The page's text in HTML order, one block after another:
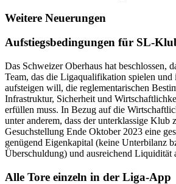
Weitere Neuerungen
Aufstiegsbedingungen für SL-
Das Schweizer Oberhaus hat beschlossen,
Team, das die Ligaqualifikation spielen
aufsteigen will, die reglementarischen
Infrastruktur, Sicherheit und
erfüllen muss. In Bezug auf die
unter anderem, dass der unterklassige Klub
Gesuchstellung Ende Oktober 2023 eine
genügend Eigenkapital (keine Unterbilanz
Überschuldung) und ausreichend Liquidität
Alle Tore einzeln in der Liga-App